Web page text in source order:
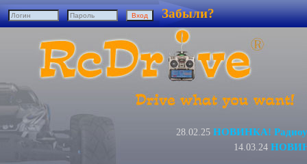
Забыли?
28.02.25 НОВИНКА!
14.03.24